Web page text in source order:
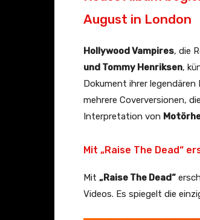
August in London
Hollywood Vampires, die
und Tommy Henriksen,
Dokument ihrer
mehrere Coverversionen,
Interpretation von
Mit „Raise The Dead“
Mit „Raise The Dead“
Videos. Es spiegelt die